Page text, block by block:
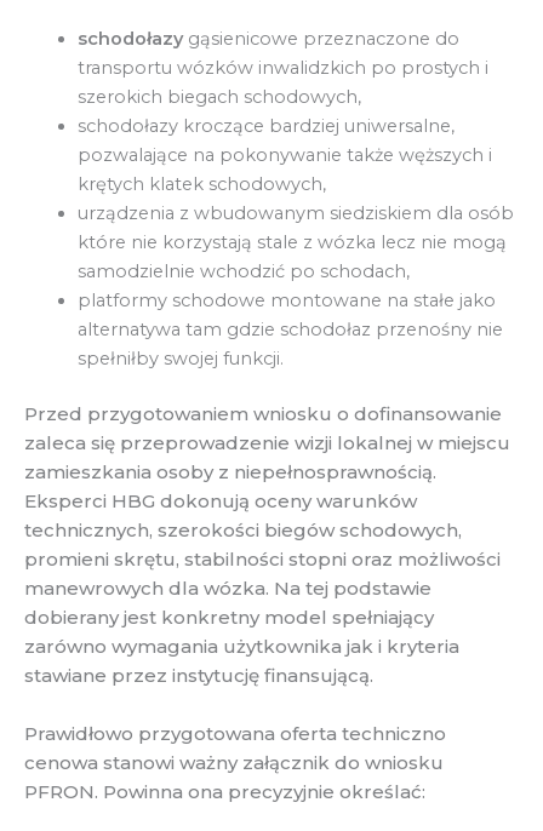
schodołazygąsienicowe przeznaczone do
transportu wózków inwalidzkich po prostych i
szerokich biegach schodowych,
schodołazy kroczące bardziej uniwersalne,
pozwalające na pokonywanie także węższych i
krętych klatek schodowych,
urządzenia z wbudowanym siedziskiem dla osób
które nie korzystają stale z wózka lecz nie mogą
samodzielnie wchodzić po schodach,
platformy schodowe montowane na stałe jako
alternatywa tam gdzie schodołaz przenośny nie
spełniłby swojej funkcji.
Przed przygotowaniem wniosku o dofinansowanie
zaleca się przeprowadzenie wizji lokalnej w miejscu
zamieszkania osoby z niepełnosprawnością.
Eksperci HBG dokonują oceny warunków
technicznych, szerokości biegów schodowych,
promieni skrętu, stabilności stopni oraz możliwości
manewrowych dla wózka. Na tej podstawie
dobierany jest konkretny model spełniający
zarówno wymagania użytkownika jak i kryteria
stawiane przez instytucję finansującą.
Prawidłowo przygotowana oferta techniczno
cenowa stanowi ważny załącznik do wniosku
PFRON. Powinna ona precyzyjnie określać: